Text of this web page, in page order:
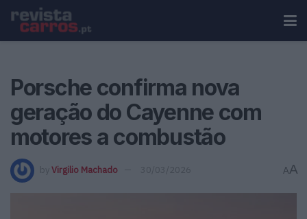
Porsche confirma nova
geração do Cayenne com
motores a combustão
by Virgilio Machado 30/03/2026 AA